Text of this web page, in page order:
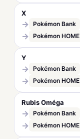
X
→ Pokémon Bank
→ Pokémon HOME
Y
→ Pokémon Bank
→ Pokémon HOME
Rubis Oméga
→ Pokémon Bank
→ Pokémon HOME